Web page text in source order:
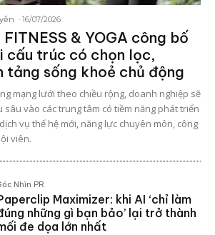
- 16/07/2026
& YOGA công bố
cấu trúc có chọn lọc,
tảng sống khoẻ chủ động
mạng lưới theo chiều rộng, doanh nghiệp sẽ
sâu vào các trung tâm có tiềm năng phát triển
vụ thế hệ mới, năng lực chuyên môn, công
viên.
Nhìn PR
Maximizer: khi AI ‘chỉ làm
những gì bạn bảo’ lại trở thành
đe dọa lớn nhất